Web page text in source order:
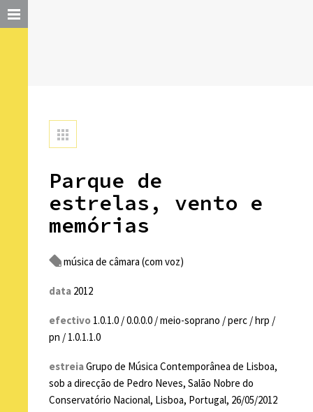
Parque de
estrelas, vento e
memórias
música de câmara (com voz)
data 2012
efectivo 1.0.1.0 / 0.0.0.0 / meio-soprano / perc / hrp /
pn / 1.0.1.1.0
estreiaGrupo de Música Contemporânea de Lisboa,
sob a direcção de Pedro Neves, Salão Nobre do
Conservatório Nacional, Lisboa, Portugal, 26/05/2012